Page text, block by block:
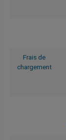
Frais de
chargement